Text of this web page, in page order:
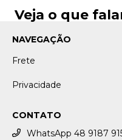
Veja o que
NAVEGAÇÃO
Frete
Privacidade
CONTATO
WhatsApp 48 9187